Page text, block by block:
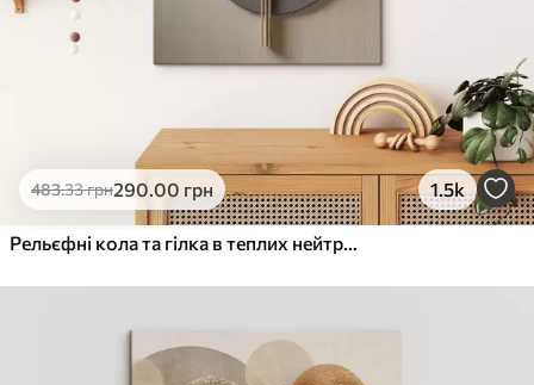
Стійкість до вицвітання
Безпечне чорнило без запаху
Поверхня з текстурою полотна
Еко-Преміум
.00грн
✓Яскраві, насичені кольори
Поверхня з текстурою полотна
Екологічний матеріал
483.33грн290.00 грн 1.5k
Рельєфні кола та гілка в теплих нейтральних тонах